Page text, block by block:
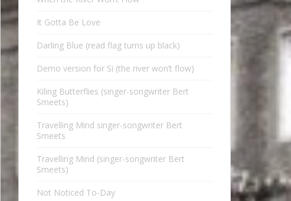
It Gotta Be Love
Darling Blue (read flag turns up black)
Demo version for Si (the river won’t flow)
Kiling Butterflies (singer-songwriter Bert
Smeets)
Travelling Mind singer-songwriter Bert
Smeets
Travelling Mind (singer-songwriter Bert
Smeets)
Not Noticed To-Day